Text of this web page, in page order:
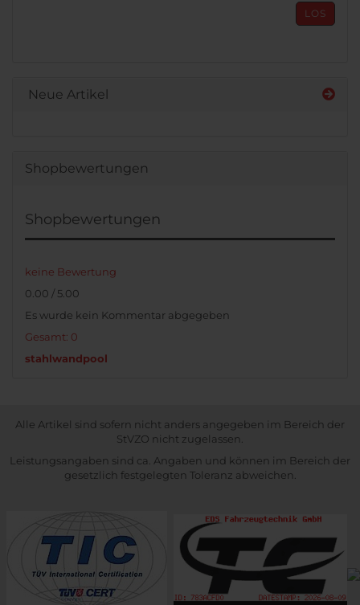
LOS
Neue Artikel
Shopbewertungen
Shopbewertungen
keine Bewertung
0.00 / 5.00
Es wurde kein Kommentar abgegeben
Gesamt: 0
stahlwandpool
Alle Artikel sind sofern nicht anders angegeben im Bereich der
StVZO nicht zugelassen.
Leistungsangaben sind ca. Angaben und können im Bereich der
gesetzlich festgelegten Toleranz abweichen.